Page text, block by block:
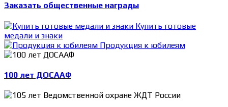
Заказать общественные награды
Купить готовые
медали и знаки
Продукция к юбилеям
100 лет ДОСААФ